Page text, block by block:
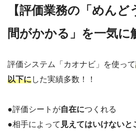
【評価業務の「めん
間がかかる」を一気に
評価システム「カオナビ」を使って
以下にした実績多数！！
●評価シートが自在につくれる
●相手によって 見えてはいけないと